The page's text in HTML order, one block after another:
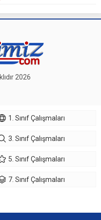
2026
1. Sınıf Çalışmaları
3. Sınıf Çalışmaları
5. Sınıf Çalışmaları
7. Sınıf Çalışmaları